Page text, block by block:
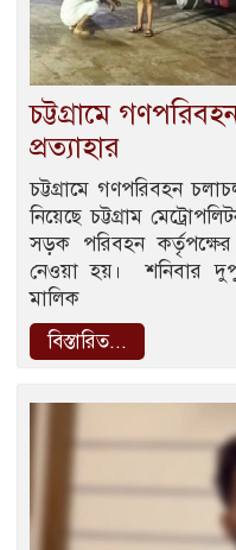
চট্টগ্রামে
প্রত্যাহার
চট্টগ্রামে গণপরিবহন
নিয়েছে চট্টগ্রাম
সড়ক পরিবহন
নেওয়া হয়। শনিবার
মালিক
বিস্তারিত...